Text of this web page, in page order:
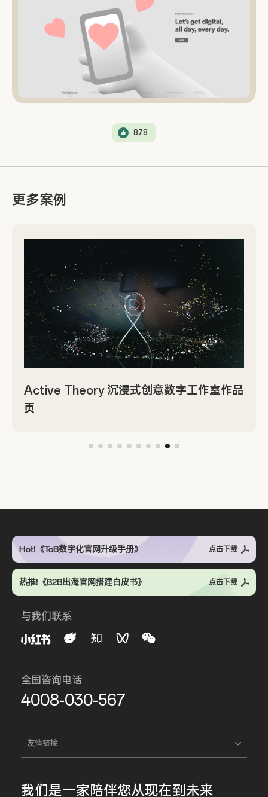
878
更多案例
Active Theory 沉浸式创意数字工作室作品
页
Hot!《ToB数字化官网升级手册》 点击下载
热推!《B2B出海官网搭建白皮书》 点击下载
与我们联系
全国咨询电话
4008-030-567
友情链接
我们是一家陪伴您从现在到未来